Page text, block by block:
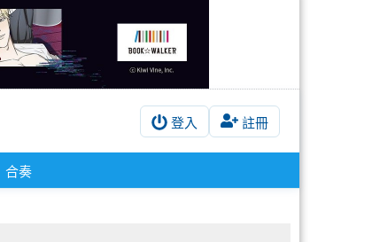
登入 註冊
合奏